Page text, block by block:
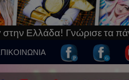
πάντα γι’αυτό & μπες στο